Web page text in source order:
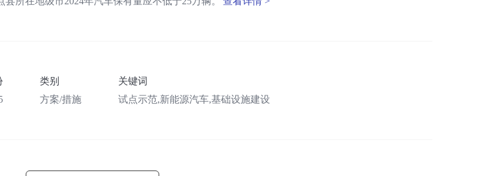
类别
方案/措施
关键词
试点示范,新能源汽车,基础设施建设